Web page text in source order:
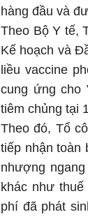
hàng đầu và
Theo Bộ Y tế,
Kế hoạch và
liều vaccine
cung ứng cho
tiêm chủng tại
Theo đó, Tổ
tiếp nhận toàn
nhượng
khác như
phí đã phát